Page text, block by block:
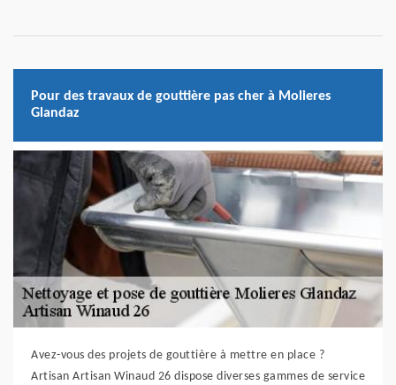
Pour des travaux de gouttière pas cher à Molieres
Glandaz
Avez-vous des projets de gouttière à mettre en place ?
Artisan Artisan Winaud 26 dispose diverses gammes de service